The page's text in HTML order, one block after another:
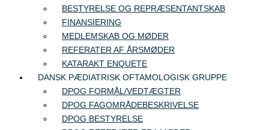
BESTYRELSE OG REPRÆSENTANTSKAB
FINANSIERING
MEDLEMSKAB OG MØDER
REFERATER AF ÅRSMØDER
KATARAKT ENQUETE
DANSK PÆDIATRISK OFTAMOLOGISK GRUPPE
DPOG FORMÅL/VEDTÆGTER
DPOG FAGOMRÅDEBESKRIVELSE
DPOG BESTYRELSE